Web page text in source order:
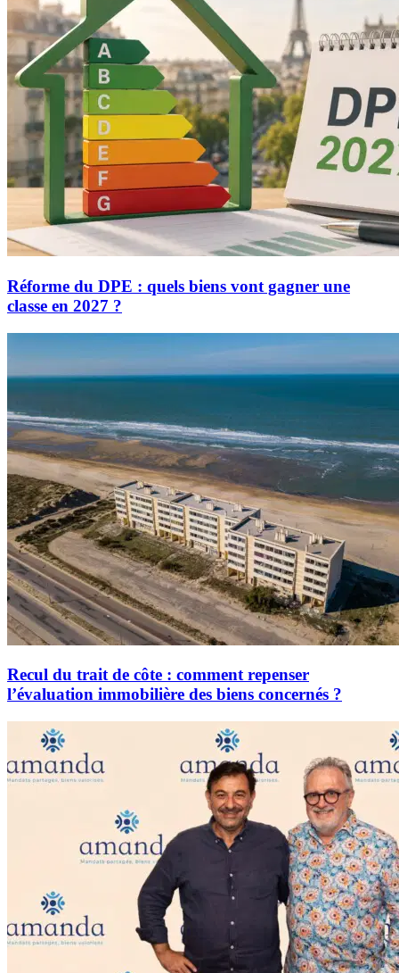
Réforme du DPE : quels biens vont gagner une
classe en 2027 ?
Recul du trait de côte : comment repenser
l’évaluation immobilière des biens concernés ?